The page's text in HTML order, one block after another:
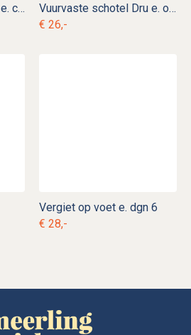
Vintage broodtrommel e. c 3
Vuurvaste schotel Dru e. or 5
€ 26,-
Vergiet op voet e. dgn 6
€ 28,-